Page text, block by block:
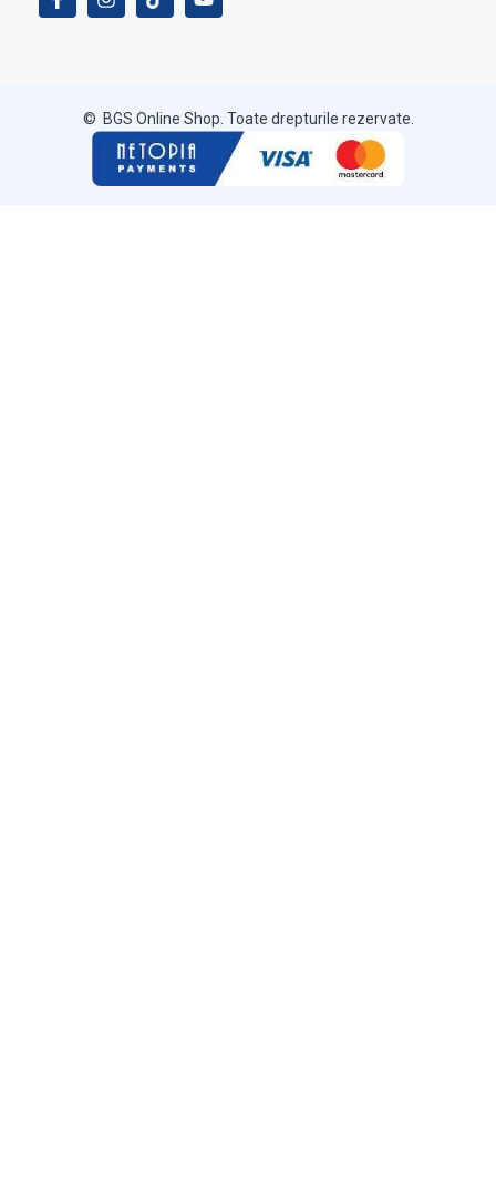
© BGS Online Shop. Toate drepturile rezervate.